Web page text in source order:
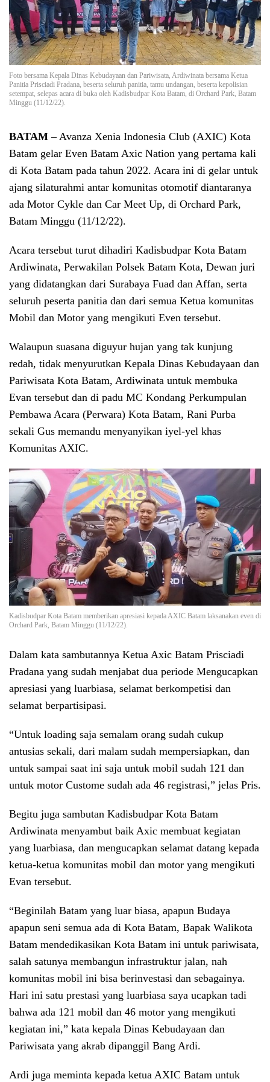
Foto bersama Kepala Dinas Kebudayaan dan Pariwisata, Ardiwinata bersama Ketua
Panitia Prisciadi Pradana, beserta seluruh panitia, tamu undangan, beserta kepolisian
setempat, selepas acara di buka oleh Kadisbudpar Kota Batam, di Orchard Park, Batam
Minggu (11/12/22).
BATAM – Avanza Xenia Indonesia Club (AXIC) Kota
Batam gelar Even Batam Axic Nation yang pertama kali
di Kota Batam pada tahun 2022. Acara ini di gelar untuk
ajang silaturahmi antar komunitas otomotif diantaranya
ada Motor Cykle dan Car Meet Up, di Orchard Park,
Batam Minggu (11/12/22).
Acara tersebut turut dihadiri Kadisbudpar Kota Batam
Ardiwinata, Perwakilan Polsek Batam Kota, Dewan juri
yang didatangkan dari Surabaya Fuad dan Affan, serta
seluruh peserta panitia dan dari semua Ketua komunitas
Mobil dan Motor yang mengikuti Even tersebut.
Walaupun suasana diguyur hujan yang tak kunjung
redah, tidak menyurutkan Kepala Dinas Kebudayaan dan
Pariwisata Kota Batam, Ardiwinata untuk membuka
Evan tersebut dan di padu MC Kondang Perkumpulan
Pembawa Acara (Perwara) Kota Batam, Rani Purba
sekali Gus memandu menyanyikan iyel-yel khas
Komunitas AXIC.
Kadisbudpar Kota Batam memberikan apresiasi kepada AXIC Batam laksanakan even di
Orchard Park, Batam Minggu (11/12/22).
Dalam kata sambutannya Ketua Axic Batam Prisciadi
Pradana yang sudah menjabat dua periode Mengucapkan
apresiasi yang luarbiasa, selamat berkompetisi dan
selamat berpartisipasi.
“Untuk loading saja semalam orang sudah cukup
antusias sekali, dari malam sudah mempersiapkan, dan
untuk sampai saat ini saja untuk mobil sudah 121 dan
untuk motor Custome sudah ada 46 registrasi,” jelas Pris.
Begitu juga sambutan Kadisbudpar Kota Batam
Ardiwinata menyambut baik Axic membuat kegiatan
yang luarbiasa, dan mengucapkan selamat datang kepada
ketua-ketua komunitas mobil dan motor yang mengikuti
Evan tersebut.
“Beginilah Batam yang luar biasa, apapun Budaya
apapun seni semua ada di Kota Batam, Bapak Walikota
Batam mendedikasikan Kota Batam ini untuk pariwisata,
salah satunya membangun infrastruktur jalan, nah
komunitas mobil ini bisa berinvestasi dan sebagainya.
Hari ini satu prestasi yang luarbiasa saya ucapkan tadi
bahwa ada 121 mobil dan 46 motor yang mengikuti
kegiatan ini,” kata kepala Dinas Kebudayaan dan
Pariwisata yang akrab dipanggil Bang Ardi.
Ardi juga meminta kepada ketua AXIC Batam untuk